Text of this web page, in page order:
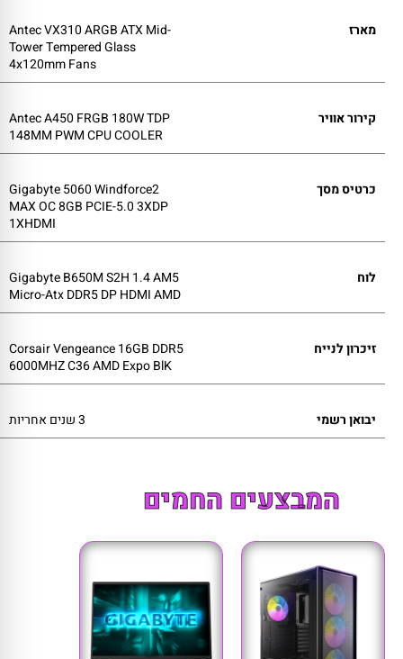
מארז
Antec VX310 ARGB ATX Mid-
Tower Tempered Glass
4x120mm Fans
קירור אוויר
Antec A450 FRGB 180W TDP
148MM PWM CPU COOLER
כרטיס מסך
Gigabyte 5060 Windforce2
MAX OC 8GB PCIE-5.0 3XDP
1XHDMI
לוח
Gigabyte B650M S2H 1.4 AM5
Micro-Atx DDR5 DP HDMI AMD
זיכרון לנייח
Corsair Vengeance 16GB DDR5
6000MHZ C36 AMD Expo BlK
יבואן רשמי
המבצעים החמים